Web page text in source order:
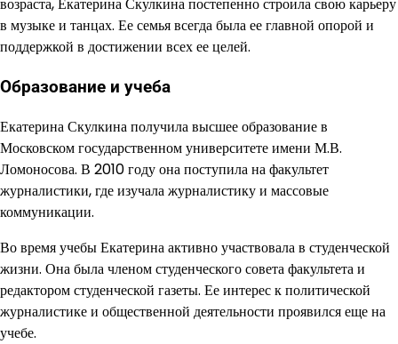
в музыке и танцах. Ее семья всегда была ее главной опорой и
поддержкой в достижении всех ее целей.
Образование и учеба
Екатерина Скулкина получила высшее образование в
Московском государственном университете имени М.В.
Ломоносова. В 2010 году она поступила на факультет
журналистики, где изучала журналистику и массовые
коммуникации.
Во время учебы Екатерина активно участвовала в студенческой
жизни. Она была членом студенческого совета факультета и
редактором студенческой газеты. Ее интерес к политической
журналистике и общественной деятельности проявился еще на
учебе.